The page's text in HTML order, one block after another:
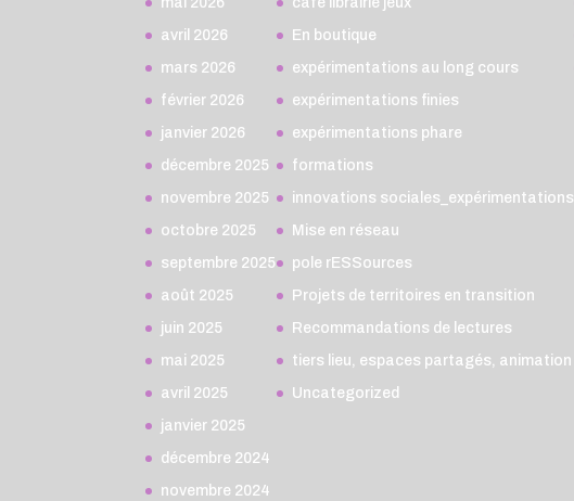
avril 2026
mars 2026
février 2026
janvier 2026
décembre 2025
novembre 2025
octobre 2025
septembre 2025
août 2025
juin 2025
mai 2025
avril 2025
janvier 2025
décembre 2024
novembre 2024
En boutique
expérimentations au long cours
expérimentations finies
expérimentations phare
formations
innovations sociales_expérimentations
Mise en réseau
pole rESSources
Projets de territoires en transition
Recommandations de lectures
tiers lieu, espaces partagés, animation
Uncategorized